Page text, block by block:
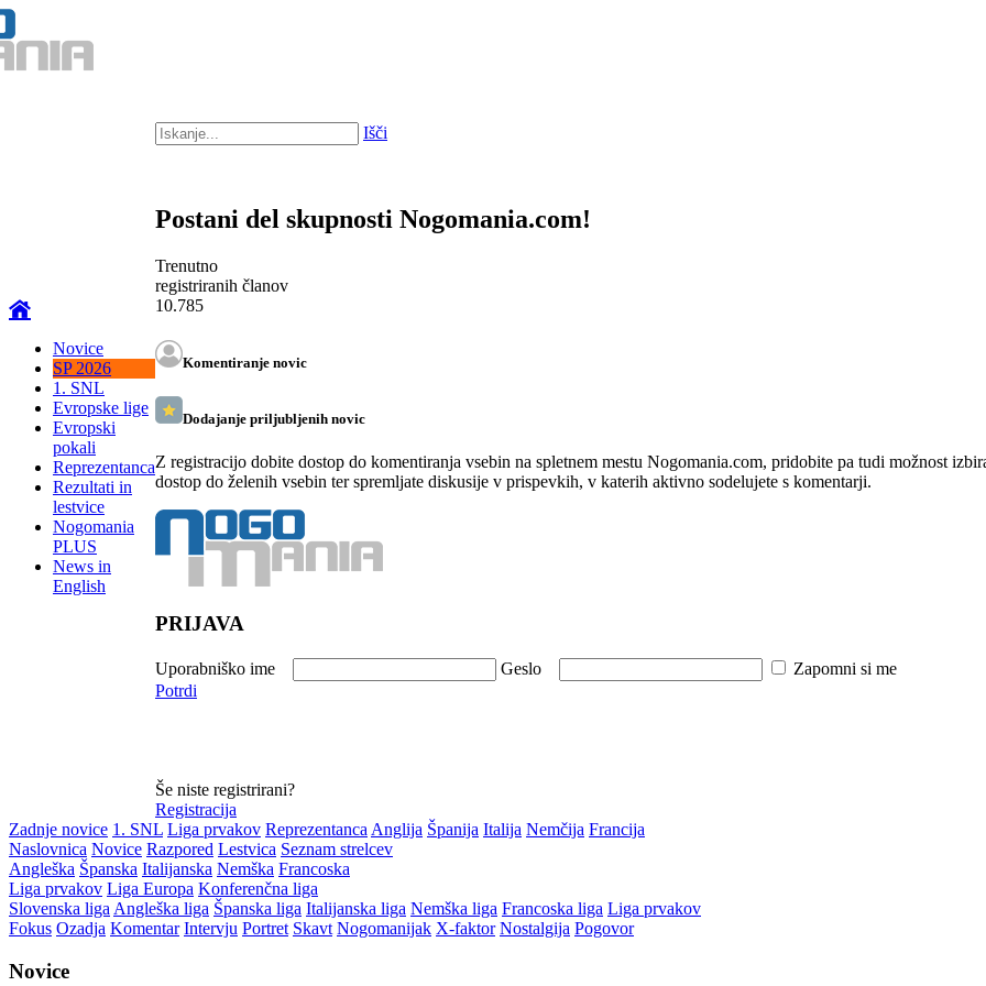
Novice
SP 2026
1. SNL
Evropske lige
Evropski
pokali
Reprezentanca
Rezultati in
lestvice
Nogomania
PLUS
News in
English
Išči
Postani del skupnosti Nogomania.com!
Trenutno
registriranih članov
10.785
Komentiranje novic
Dodajanje priljubljenih novic
Z registracijo dobite dostop do komentiranja vsebin na spletnem mestu Nogomania.com, pridobite pa tudi možnost
dostop do želenih vsebin ter spremljate diskusije v prispevkih, v katerih aktivno sodelujete s komentarji.
PRIJAVA
Uporabniško ime Geslo Zapomni si me
Potrdi
Še niste registrirani?
Registracija
Zadnje novice 1. SNL Liga prvakov Reprezentanca Anglija Španija Italija Nemčija Francija
Naslovnica Novice Razpored Lestvica Seznam strelcev
Angleška Španska Italijanska Nemška Francoska
Liga prvakov Liga Europa Konferenčna liga
Slovenska liga Angleška liga Španska liga Italijanska liga Nemška liga Francoska liga Liga prvakov
Fokus Ozadja Komentar Intervju Portret Skavt Nogomanijak X-faktor Nostalgija Pogovor
Novice